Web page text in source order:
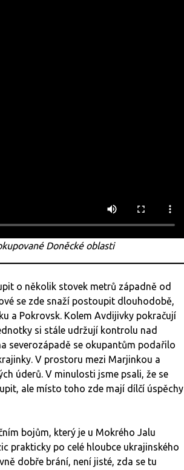
Doněcké oblasti
o několik stovek metrů západně od
se zde snaží postoupit dlouhodobě,
a Pokrovsk. Kolem Avdijivky pokračují
si stále udržují kontrolu nad
severozápadě se okupantům podařilo
V prostoru mezi Marjinkou a
úderů. V minulosti jsme psali, že se
ale místo toho zde mají dílčí úspěchy
bojům, který je u Mokrého Jalu
prakticky po celé hloubce ukrajinského
dobře brání, není jisté, zda se tu